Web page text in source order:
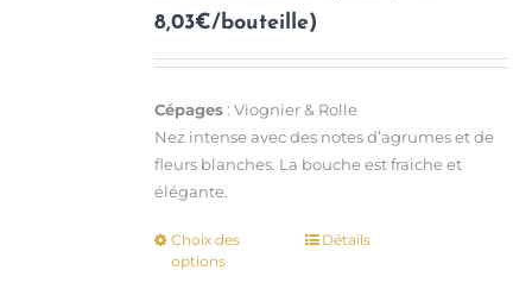
8,03€/bouteille)
Cépages : Viognier & Rolle
Nez intense avec des notes d’agrumes et de
fleurs blanches. La bouche est fraiche et
élégante.
Choix des
options
CeDétails